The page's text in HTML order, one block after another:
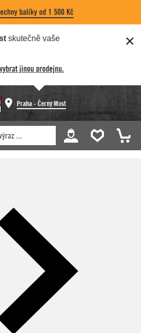
balíky od 1 500 Kč
skutečně vaše
jinou prodejnu.
Praha - Černý Most